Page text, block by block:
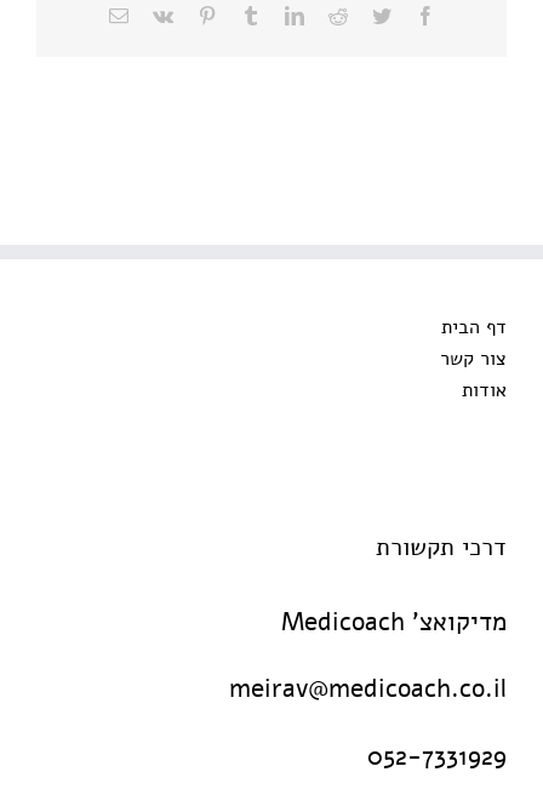
Facebook
Twitter
Reddit
LinkedIn
Tumblr
Pinterest
Vk
כתובת
דף הבית
צור קשר
אודות
דרכי תקשורת
מדיקואצ' Medicoach
meirav@medicoach.co.il
052-7331929